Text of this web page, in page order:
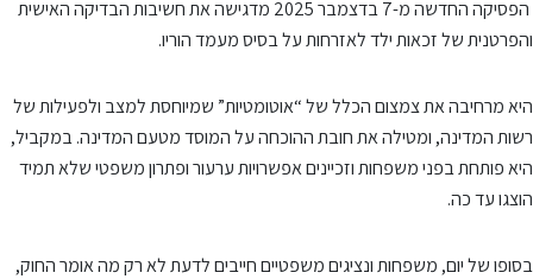
הפסיקה החדשה מ-7 בדצמבר 2025 מדגישה את חשיבות הבדיקה האישית
והפרטנית של זכאות ילד לאזרחות על בסיס מעמד הוריו.
היא מרחיבה את צמצום הכלל של “אוטומטיות” שמיוחסת למצב ולפעילות של
רשות המדינה, ומטילה את חובת ההוכחה על המוסד מטעם המדינה. במקביל,
היא פותחת בפני משפחות וזכיינים אפשרויות ערעור ופתרון משפטי שלא תמיד
הוצגו עד כה.
בסופו של יום, משפחות ונציגים משפטיים חייבים לדעת לא רק מה אומר החוק,